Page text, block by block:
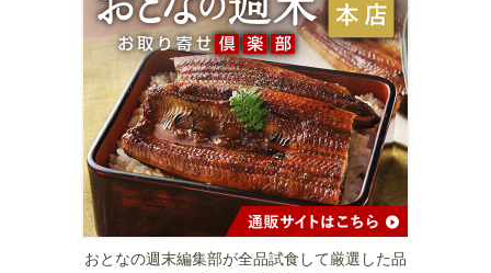
おとなの週末編集部が全品試食して厳選した品